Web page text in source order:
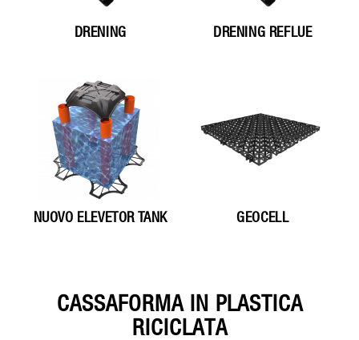
DRENING DRENING REFLUE
NUOVO ELEVETOR TANK GEOCELL
CASSAFORMA IN PLASTICA
RICICLATA